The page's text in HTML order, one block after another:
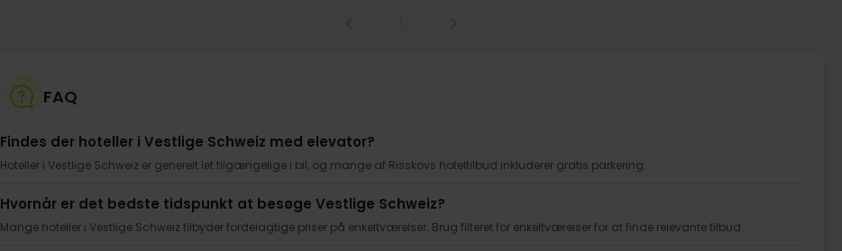
FAQ
Findes der hoteller i Vestlige Schweiz med elevator?
Hoteller i Vestlige Schweiz er generelt let tilgængelige i bil, og mange af Risskovs hoteltilbud inkluderer gratis parkering.
Hvornår er det bedste tidspunkt at besøge Vestlige Schweiz?
Mange hoteller i Vestlige Schweiz tilbyder fordelagtige priser på enkeltværelser. Brug filteret for enkeltværelser for at finde relevante tilbud.